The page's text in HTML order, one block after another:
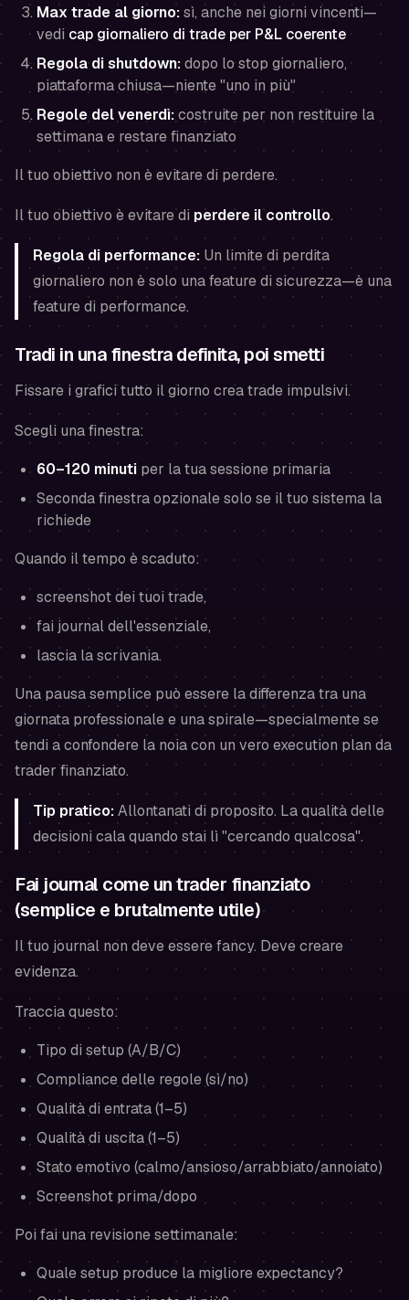
Max trade al giorno:sì, anche nei giorni vincenti—
vedi cap giornaliero di trade per P&L coerente
Regola di shutdown:dopo lo stop giornaliero,
piattaforma chiusa—niente "uno in più"
Regole del venerdì:costruite per non restituire la
settimana e restare finanziato
Il tuo obiettivo non è evitare di perdere.
Il tuo obiettivo è evitare di perdere il controllo.
Regola di performance: Un limite di perdita
giornaliero non è solo una feature di sicurezza—è una
feature di performance.
Tradi in una finestra definita, poi smetti
Fissare i grafici tutto il giorno crea trade impulsivi.
Scegli una finestra:
60–120 minuti per la tua sessione primaria
Seconda finestra opzionale solo se il tuo sistema la
richiede
Quando il tempo è scaduto:
screenshot dei tuoi trade,
fai journal dell'essenziale,
lascia la scrivania.
Una pausa semplice può essere la differenza tra una
giornata professionale e una spirale—specialmente se
tendi a confondere la noia con un vero execution plan da
trader finanziato.
Tip pratico:Allontanati di proposito. La qualità delle
decisioni cala quando stai lì "cercando qualcosa".
Fai journal come un trader finanziato
(semplice e brutalmente utile)
Il tuo journal non deve essere fancy. Deve creare
evidenza.
Traccia questo:
Tipo di setup (A/B/C)
Compliance delle regole (sì/no)
Qualità di entrata (1–5)
Qualità di uscita (1–5)
Stato emotivo (calmo/ansioso/arrabbiato/annoiato)
Screenshot prima/dopo
Poi fai una revisione settimanale:
Quale setup produce la migliore expectancy?